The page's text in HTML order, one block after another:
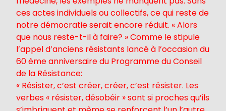
ces actes individuels ou collectifs, ce qui reste de
notre démocratie serait encore réduit. « Alors
que nous reste-t-il à faire? » Comme le stipule
l’appel d’anciens résistants lancé à l’occasion du
60 ème anniversaire du Programme du Conseil
de la Résistance:
« Résister, c’est créer, créer, c’est résister. Les
verbes « résister, désobéir » sont si proches qu’ils